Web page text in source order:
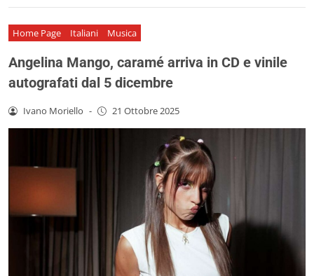
Home Page Italiani Musica
Angelina Mango, caramé arriva in CD e vinile
autografati dal 5 dicembre
Ivano Moriello - 21 Ottobre 2025